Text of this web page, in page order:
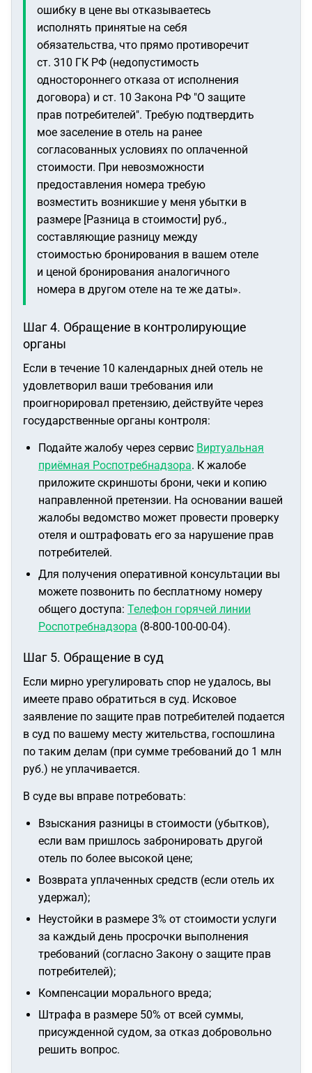
ошибку в цене вы отказываетесь
исполнять принятые на себя
обязательства, что прямо противоречит
ст. 310 ГК РФ (недопустимость
одностороннего отказа от исполнения
договора) и ст. 10 Закона РФ "О защите
прав потребителей". Требую подтвердить
мое заселение в отель на ранее
согласованных условиях по оплаченной
стоимости. При невозможности
предоставления номера требую
возместить возникшие у меня убытки в
размере [Разница в стоимости] руб.,
составляющие разницу между
стоимостью бронирования в вашем отеле
и ценой бронирования аналогичного
номера в другом отеле на те же даты».
Шаг 4. Обращение в контролирующие
органы
Если в течение 10 календарных дней отель не
удовлетворил ваши требования или
проигнорировал претензию, действуйте через
государственные органы контроля:
Подайте жалобу через сервис Виртуальная
приёмная Роспотребнадзора. К жалобе
приложите скриншоты брони, чеки и копию
направленной претензии. На основании вашей
жалобы ведомство может провести проверку
отеля и оштрафовать его за нарушение прав
потребителей.
Для получения оперативной консультации вы
можете позвонить по бесплатному номеру
общего доступа: Телефон горячей линии
Роспотребнадзора (8-800-100-00-04).
Шаг 5. Обращение в суд
Если мирно урегулировать спор не удалось, вы
имеете право обратиться в суд. Исковое
заявление по защите прав потребителей подается
в суд по вашему месту жительства, госпошлина
по таким делам (при сумме требований до 1 млн
руб.) не уплачивается.
В суде вы вправе потребовать:
Взыскания разницы в стоимости (убытков),
если вам пришлось забронировать другой
отель по более высокой цене;
Возврата уплаченных средств (если отель их
удержал);
Неустойки в размере 3% от стоимости услуги
за каждый день просрочки выполнения
требований (согласно Закону о защите прав
потребителей);
Компенсации морального вреда;
Штрафа в размере 50% от всей суммы,
присужденной судом, за отказ добровольно
решить вопрос.